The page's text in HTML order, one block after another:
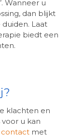
Wanneer u
dan blijkt
Laat
biedt een
klachten en
voor u kan
contact met